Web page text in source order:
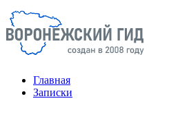
Главная
Записки